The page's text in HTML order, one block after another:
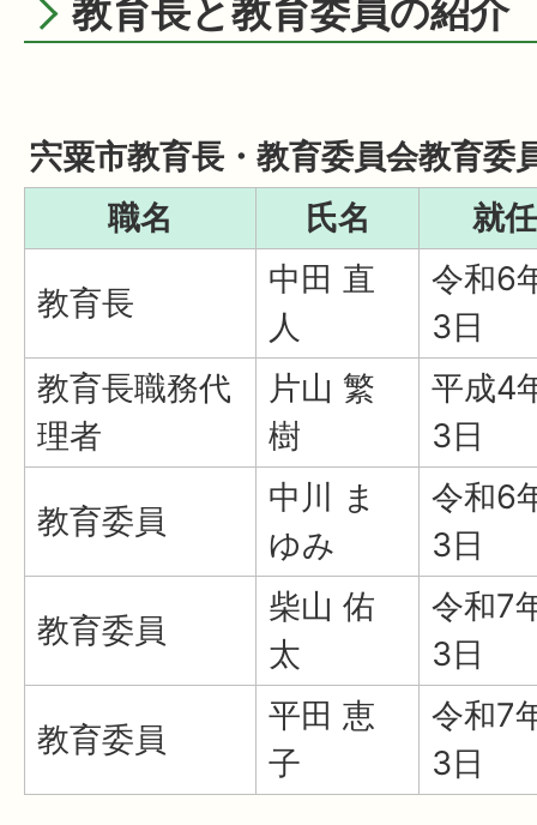
教育長と教育委員の紹介
宍粟市教育長・教育委員会教育委
職名
氏名 就
教育長
中田 直
人
令和6
3日
教育長職務代
理者
片山 繁
樹
平成4
3日
教育委員
中川 ま
ゆみ
令和6
3日
教育委員
柴山 佑
太
令和7
3日
教育委員
平田 恵
子
令和7
3日